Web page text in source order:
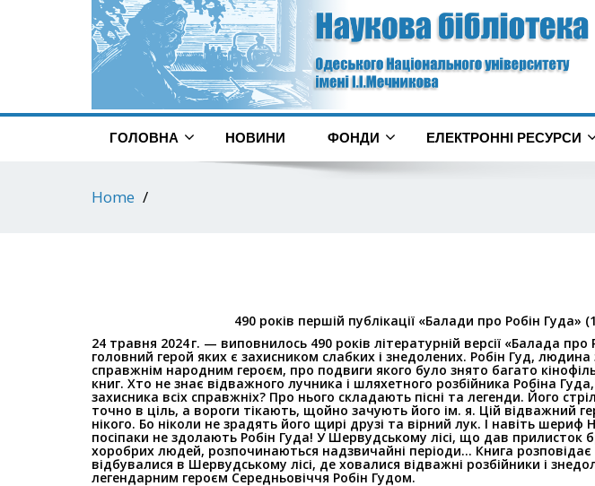
ГОЛОВНА НОВИНИ ФОНДИ ЕЛЕКТРОННІ РЕСУРСИ
Home
490 років першій публікації «Балади про Робін Гуда»
24 травня 2024 г. — виповнилось 490 років літературній версії «Балада про
головний герой яких є захисником слабких і знедолених. Робін Гуд,
справжнім народним героєм, про подвиги якого було знято багато
книг. Хто не знає відважного лучника і шляхетного розбійника Робіна Гуда,
захисника всіх справжніх? Про нього складають пісні та легенди. Його
точно в ціль, а вороги тікають, щойно зачують його ім. я. Цій відважний
нікого. Бо ніколи не зрадять його щирі друзі та вірний лук. І навіть шериф
посіпаки не здолають Робін Гуда! У Шервудському лісі, що дав прилисток
хоробрих людей, розпочинаються надзвичайні періоди… Книга розповідає
відбувалися в Шервудському лісі, де ховалися відважні розбійники і
легендарним героєм Середньовіччя Робін Гудом.